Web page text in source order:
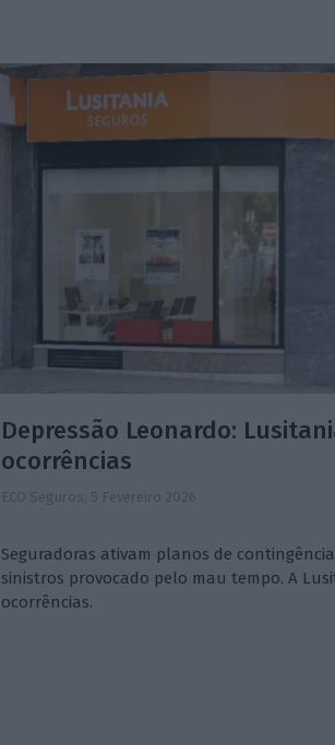
Depressão Leonardo:
ocorrências
ECO Seguros, 5 Fevereiro 2026
Seguradoras ativam planos de
sinistros provocado pelo mau tempo. A
ocorrências.